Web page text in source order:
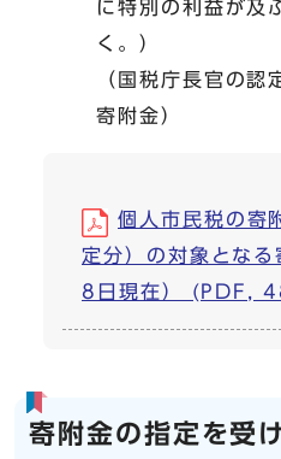
に特別の利益が及
く。）
（国税庁長官の
寄附金）
個人市民税の寄
定分）の対象とな
8日現在） (PDF,
寄附金の指定を受